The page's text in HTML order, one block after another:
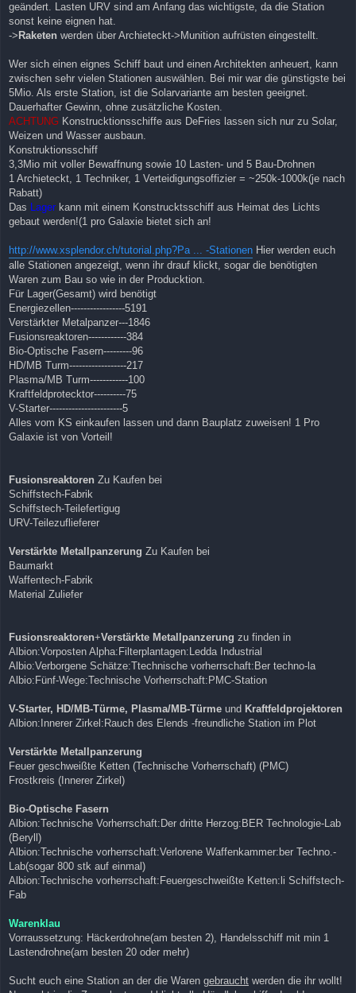
geändert. Lasten URV sind am Anfang das wichtigste, da die Station
sonst keine eignen hat.
-> Raketen werden über Archieteckt->Munition aufrüsten eingestellt.
Wer sich einen eignes Schiff baut und einen Architekten anheuert, kann
zwischen sehr vielen Stationen auswählen. Bei mir war die günstigste bei
5Mio. Als erste Station, ist die Solarvariante am besten geeignet.
Dauerhafter Gewinn, ohne zusätzliche Kosten.
ACHTUNG Konstrucktionsschiffe aus DeFries lassen sich nur zu Solar,
Weizen und Wasser ausbaun.
Konstruktionsschiff
3,3Mio mit voller Bewaffnung sowie 10 Lasten- und 5 Bau-Drohnen
1 Archieteckt, 1 Techniker, 1 Verteidigungsoffizier = ~250k-1000k(je nach
Rabatt)
Das Lager kann mit einem Konstrucktsschiff aus Heimat des Lichts
gebaut werden!(1 pro Galaxie bietet sich an!
http://www.xsplendor.ch/tutorial.php?Pa ... -Stationen Hier werden euch
alle Stationen angezeigt, wenn ihr drauf klickt, sogar die benötigten
Waren zum Bau so wie in der Producktion.
Für Lager(Gesamt) wird benötigt
Energiezellen-----------------5191
Verstärkter Metalpanzer---1846
Fusionsreaktoren------------384
Bio-Optische Fasern---------96
HD/MB Turm------------------217
Plasma/MB Turm------------100
Kraftfeldprotecktor----------75
V-Starter-----------------------5
Alles vom KS einkaufen lassen und dann Bauplatz zuweisen! 1 Pro
Galaxie ist von Vorteil!
Fusionsreaktoren Zu Kaufen bei
Schiffstech-Fabrik
Schiffstech-Teilefertigug
URV-Teilezuflieferer
Verstärkte Metallpanzerung Zu Kaufen bei
Baumarkt
Waffentech-Fabrik
Material Zuliefer
Fusionsreaktoren+Verstärkte Metallpanzerung zu finden in
Albion:Vorposten Alpha:Filterplantagen:Ledda Industrial
Albio:Verborgene Schätze:Ttechnische vorherrschaft:Ber techno-la
Albio:Fünf-Wege:Technische Vorherrschaft:PMC-Station
V-Starter, HD/MB-Türme, Plasma/MB-Türme und Kraftfeldprojektoren
Albion:Innerer Zirkel:Rauch des Elends -freundliche Station im Plot
Verstärkte Metallpanzerung
Feuer geschweißte Ketten (Technische Vorherrschaft) (PMC)
Frostkreis (Innerer Zirkel)
Bio-Optische Fasern
Albion:Technische Vorherrschaft:Der dritte Herzog:BER Technologie-Lab
(Beryll)
Albion:Technische vorherrschaft:Verlorene Waffenkammer:ber Techno.-
Lab(sogar 800 stk auf einmal)
Albion:Technische vorherrschaft:Feuergeschweißte Ketten:li Schiffstech-
Fab
Warenklau
Vorraussetzung: Häckerdrohne(am besten 2), Handelsschiff mit min 1
Lastendrohne(am besten 20 oder mehr)
Sucht euch eine Station an der die Waren gebraucht werden die ihr wollt!